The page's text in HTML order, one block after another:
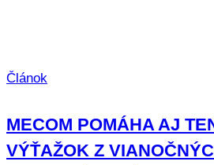
Článok
MECOM POMÁHA AJ
VÝŤAŽOK Z